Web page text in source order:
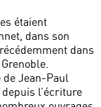
étaient
dans son
dans
Jean-Paul
l’écriture